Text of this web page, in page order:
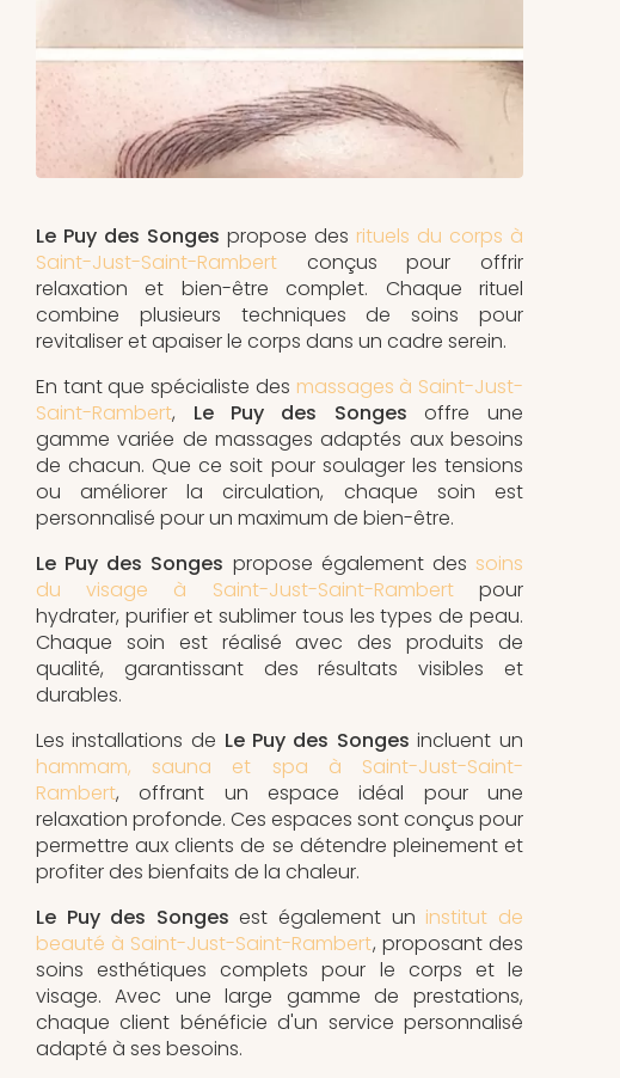
Le Puy des Songes propose des rituels du corps à
Saint-Just-Saint-Rambert conçus pour offrir
relaxation et bien-être complet. Chaque rituel
combine plusieurs techniques de soins pour
revitaliser et apaiser le corps dans un cadre serein.
En tant que spécialiste des massages à Saint-Just-
Saint-Rambert, Le Puy des Songes offre une
gamme variée de massages adaptés aux besoins
de chacun. Que ce soit pour soulager les tensions
ou améliorer la circulation, chaque soin est
personnalisé pour un maximum de bien-être.
Le Puy des Songes propose également des soins
du visage à Saint-Just-Saint-Rambertpour
hydrater, purifier et sublimer tous les types de peau.
Chaque soin est réalisé avec des produits de
qualité, garantissant des résultats visibles et
durables.
Les installations de Le Puy des Songes incluent un
hammam, sauna et spa à Saint-Just-Saint-
Rambert, offrant un espace idéal pour une
relaxation profonde. Ces espaces sont conçus pour
permettre aux clients de se détendre pleinement et
profiter des bienfaits de la chaleur.
Le Puy des Songes est également un institut de
beauté à Saint-Just-Saint-Rambert, proposant des
soins esthétiques complets pour le corps et le
visage. Avec une large gamme de prestations,
chaque client bénéficie d'un service personnalisé
adapté à ses besoins.